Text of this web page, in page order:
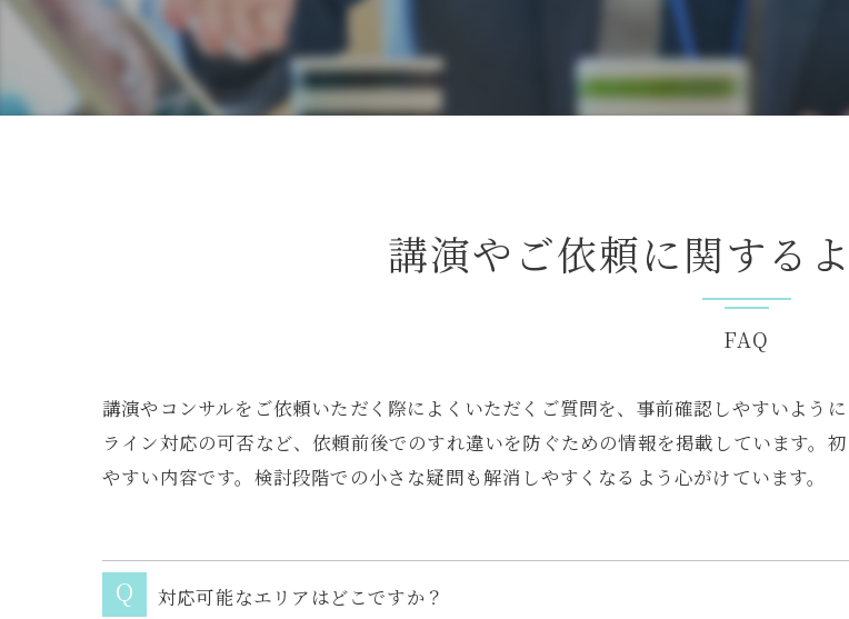
講演やご依頼に関する
FAQ
講演やコンサルをご依頼いただく際によくいただくご質問を、事前確認しやすいよう
ライン対応の可否など、依頼前後でのすれ違いを防ぐための情報を掲載しています。
やすい内容です。検討段階での小さな疑問も解消しやすくなるよう心がけています。
対応可能なエリアはどこですか？